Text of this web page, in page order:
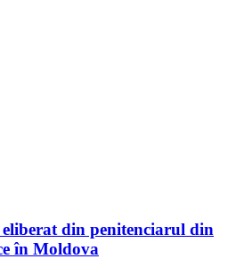
din penitenciarul din
în Moldova